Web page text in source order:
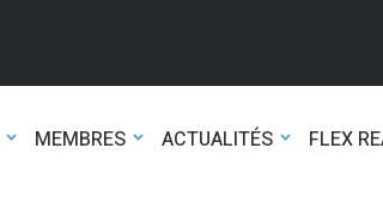
MEMBRES ACTUALITÉS FLEX